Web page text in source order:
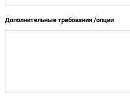
Дополнительные требования /опции